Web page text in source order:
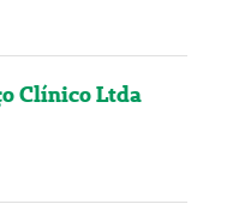
Clínico Ltda